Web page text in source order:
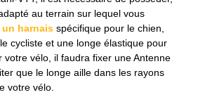
au terrain sur lequel vous
un harnais spécifique pour le chien,
cycliste et une longe élastique pour
votre vélo, il faudra fixer une Antenne
que le longe aille dans les rayons
votre vélo.